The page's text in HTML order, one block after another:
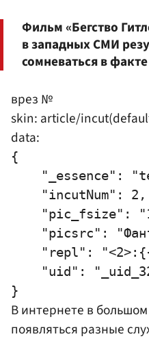
Фильм «Бегство
в западных СМИ
сомневаться в
врез №
skin: article/
data:
{
"_essence":
    "incutNum": 2,
"pic_fsize":
"picsrc":
"repl":
"uid":
В интернете в
появляться разные